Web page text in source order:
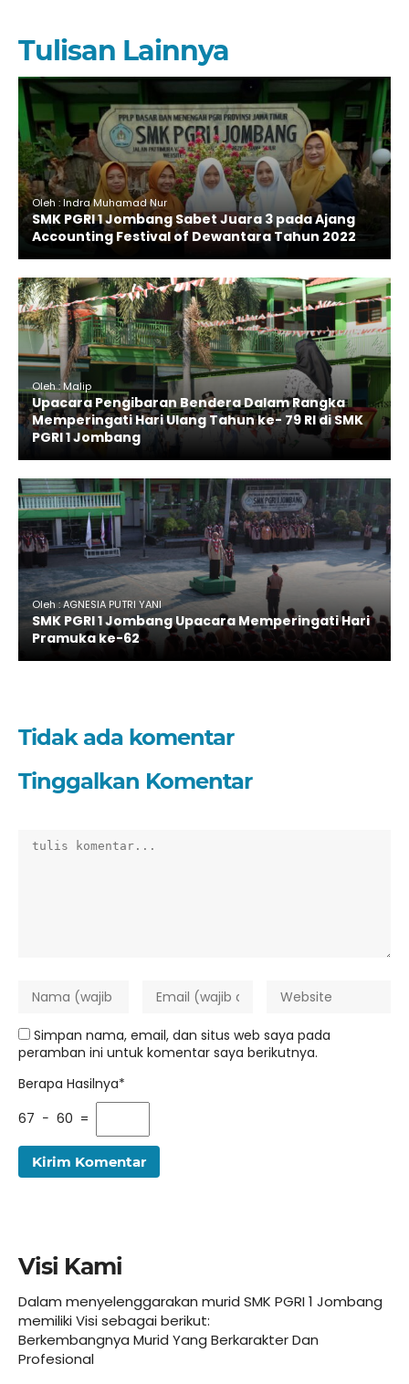
Tulisan Lainnya
Oleh : Indra Muhamad Nur
SMK PGRI 1 Jombang Sabet Juara 3 pada Ajang
Accounting Festival of Dewantara Tahun 2022
Oleh : Malip
Upacara Pengibaran Bendera Dalam Rangka
Memperingati Hari Ulang Tahun ke- 79 RI di SMK
PGRI 1 Jombang
Oleh : AGNESIA PUTRI YANI
SMK PGRI 1 Jombang Upacara Memperingati Hari
Pramuka ke-62
Tidak ada komentar
Tinggalkan Komentar
Simpan nama, email, dan situs web saya pada
peramban ini untuk komentar saya berikutnya.
Berapa Hasilnya*
67 − 60 =
Visi Kami
Dalam menyelenggarakan murid SMK PGRI 1 Jombang
memiliki Visi sebagai berikut:
Berkembangnya Murid Yang Berkarakter Dan
Profesional